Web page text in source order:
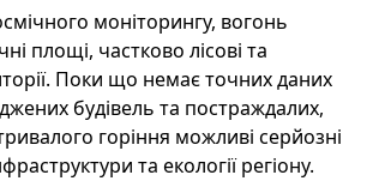
моніторингу, вогонь
площі, частково лісові та
Поки що немає точних даних
будівель та постраждалих,
горіння можливі серйозні
та екології регіону.